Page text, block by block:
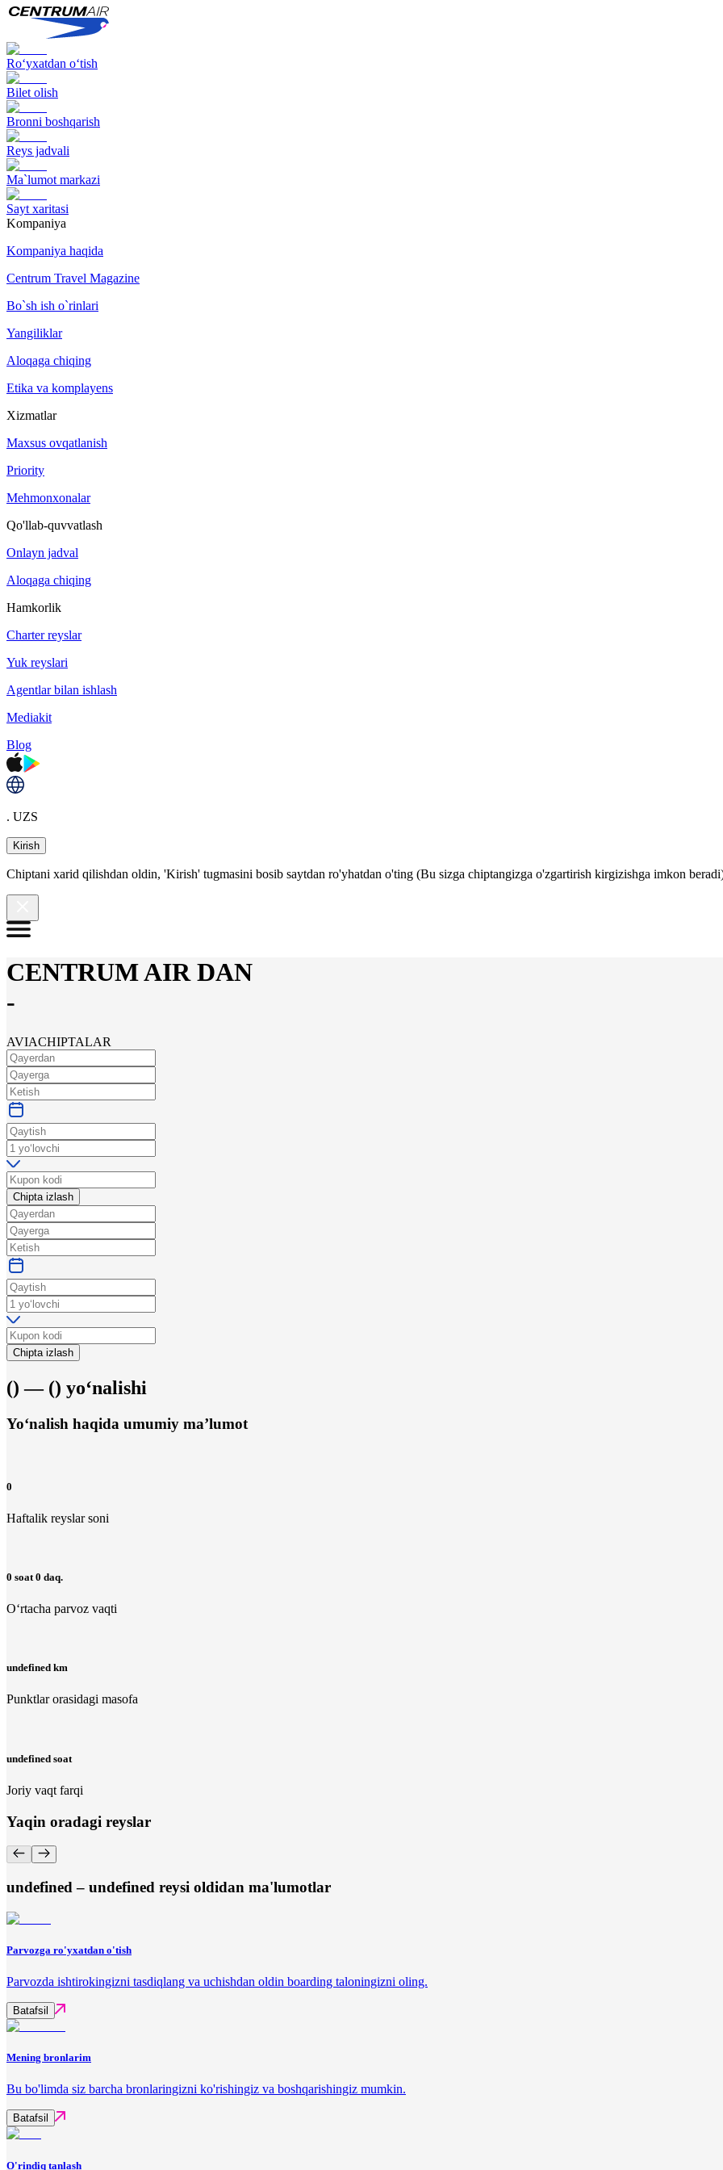
Ro‘yxatdan o‘tish
Bilet olish
Bronni boshqarish
Reys jadvali
Ma`lumot markazi
Sayt xaritasi
Kompaniya
Kompaniya haqida
Centrum Travel Magazine
Bo`sh ish o`rinlari
Yangiliklar
Aloqaga chiqing
Etika va komplayens
Xizmatlar
Maxsus ovqatlanish
Priority
Mehmonxonalar
Qo'llab-quvvatlash
Onlayn jadval
Aloqaga chiqing
Hamkorlik
Charter reyslar
Yuk reyslari
Agentlar bilan ishlash
Mediakit
Blog
. UZS
Kirish
Chiptani xarid qilishdan oldin, 'Kirish' tugmasini bosib saytdan ro'yhatdan o'ting (Bu sizga chiptangizga o'zgartirish kirgizishga imkon
CENTRUM AIR DAN
-
AVIACHIPTALAR
Chipta izlash
Chipta izlash
() — () yo‘nalishi
Yo‘nalish haqida umumiy ma’lumot
0
Haftalik reyslar soni
0 soat 0 daq.
O‘rtacha parvoz vaqti
undefined km
Punktlar orasidagi masofa
undefined soat
Joriy vaqt farqi
Yaqin oradagi reyslar
undefined – undefined reysi oldidan ma'lumotlar
Parvozga ro'yxatdan o'tish
Parvozda ishtirokingizni tasdiqlang va uchishdan oldin boarding taloningizni oling.
Batafsil
Mening bronlarim
Bu bo'limda siz barcha bronlaringizni ko'rishingiz va boshqarishingiz mumkin.
Batafsil
O'rindiq tanlash